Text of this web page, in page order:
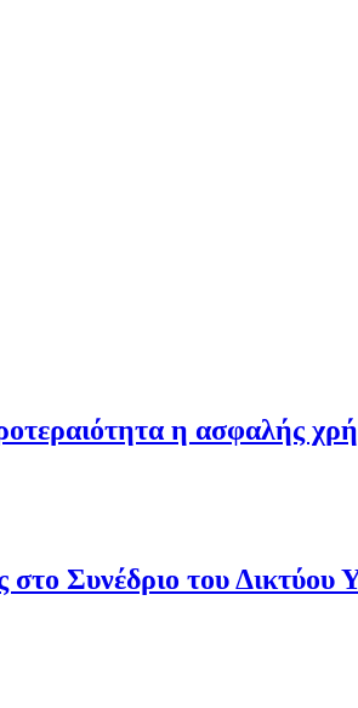
η ασφαλής
Συνέδριο του Δικτύου